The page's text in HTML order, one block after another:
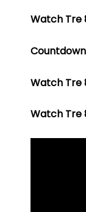
Watch Tre
Watch Tre
Watch Tre